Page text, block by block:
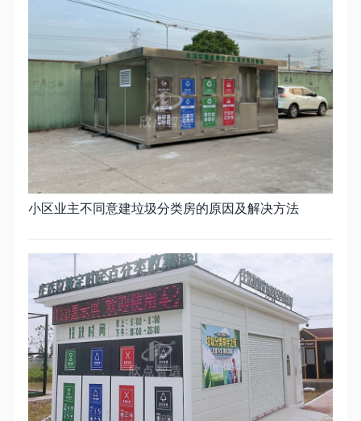
小区业主不同意建垃圾分类房的原因及解决方法